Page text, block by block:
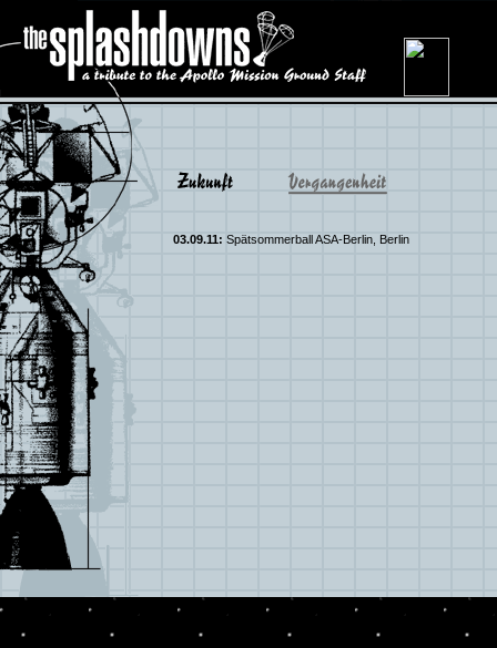
03.09.11: Spätsommerball ASA-Berlin, Berlin